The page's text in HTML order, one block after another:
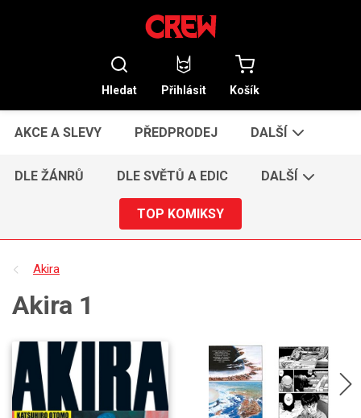
Hledat Přihlásit Košík
AKCE A SLEVY PŘEDPRODEJ DALŠÍ
DLE ŽÁNRŮ DLE SVĚTŮ A EDIC DALŠÍ
TOP KOMIKSY
Akira
Akira 1